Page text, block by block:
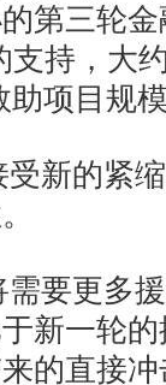
第三轮
支持，大
项目规
新的紧
要更多
新一轮
的直接